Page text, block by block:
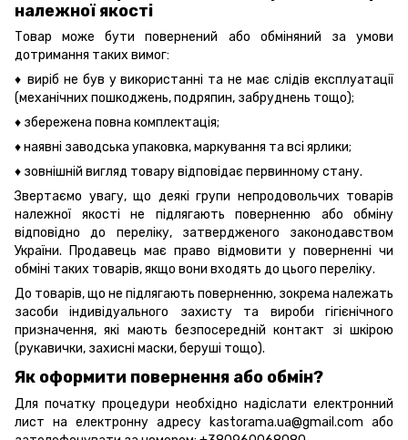
належної якості
Товар може бути повернений або обміняний за умови
дотримання таких вимог:
♦ виріб не був у використанні та не має слідів експлуатації
(механічних пошкоджень, подряпин, забруднень тощо);
♦ збережена повна комплектація;
♦ наявні заводська упаковка, маркування та всі ярлики;
♦ зовнішній вигляд товару відповідає первинному стану.
Звертаємо увагу, що деякі групи непродовольчих товарів
належної якості не підлягають поверненню або обміну
відповідно до переліку, затвердженого законодавством
України. Продавець має право відмовити у поверненні чи
обміні таких товарів, якщо вони входять до цього переліку.
До товарів, що не підлягають поверненню, зокрема належать
засоби індивідуального захисту та вироби гігієнічного
призначення, які мають безпосередній контакт зі шкірою
(рукавички, захисні маски, беруші тощо).
Як оформити повернення або обмін?
Для початку процедури необхідно надіслати електронний
лист на електронну адресу kastorama.ua@gmail.com або